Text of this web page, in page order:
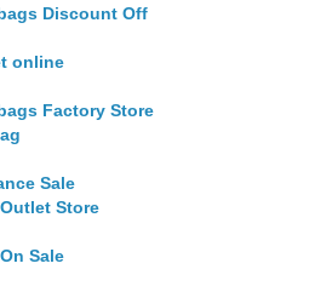
Discount Off
online
Factory Store
Sale
Store
Sale